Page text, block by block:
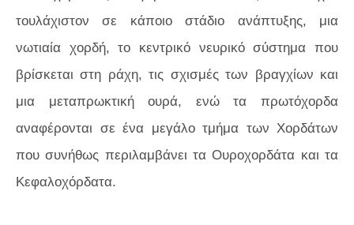
τουλάχιστον σε κάποιο στάδιο ανάπτυξης, μια
νωτιαία χορδή, το κεντρικό νευρικό σύστημα που
βρίσκεται στη ράχη, τις σχισμές των βραγχίων και
μια μεταπρωκτική ουρά, ενώ τα πρωτόχορδα
αναφέρονται σε ένα μεγάλο τμήμα των Χορδάτων
που συνήθως περιλαμβάνει τα Ουροχορδάτα και τα
Κεφαλοχόρδατα.